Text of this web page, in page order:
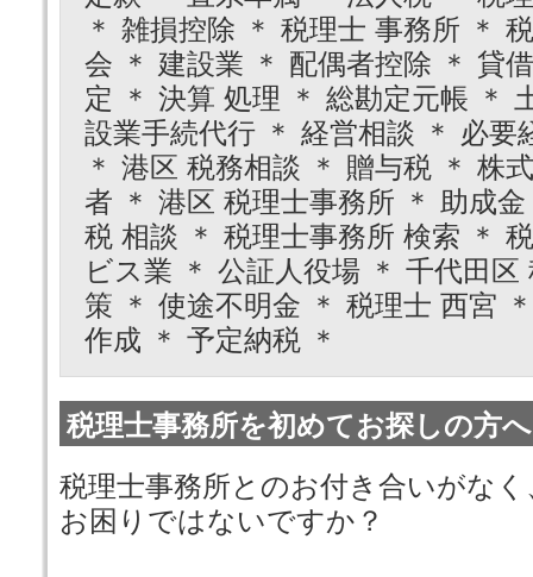
＊ 雑損控除 ＊ 税理士 事務所 ＊
会 ＊ 建設業 ＊ 配偶者控除 ＊ 貸
定 ＊ 決算 処理 ＊ 総勘定元帳 ＊
設業手続代行 ＊ 経営相談 ＊ 必要
＊ 港区 税務相談 ＊ 贈与税 ＊ 株
者 ＊ 港区 税理士事務所 ＊ 助成
税 相談 ＊ 税理士事務所 検索 ＊
ビス業 ＊ 公証人役場 ＊ 千代田
策 ＊ 使途不明金 ＊ 税理士 西宮
作成 ＊ 予定納税 ＊
税理士事務所を初めてお探しの方へ
税理士事務所とのお付き合いがな
お困りではないですか？